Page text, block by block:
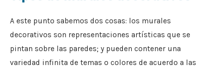
A este punto sabemos dos cosas: los murales
decorativos son representaciones artísticas que se
pintan sobre las paredes; y pueden contener una
variedad infinita de temas o colores de acuerdo a las